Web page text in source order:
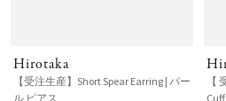
Hirotaka
【受注生産】Short Spear Earring | パー
ル ピアス
【